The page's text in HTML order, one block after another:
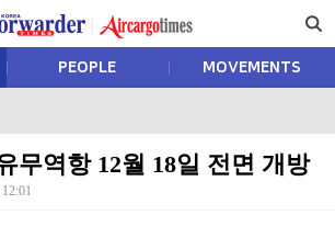
PEOPLE MOVEMENTS
무역항 12월 18일 전면 개방